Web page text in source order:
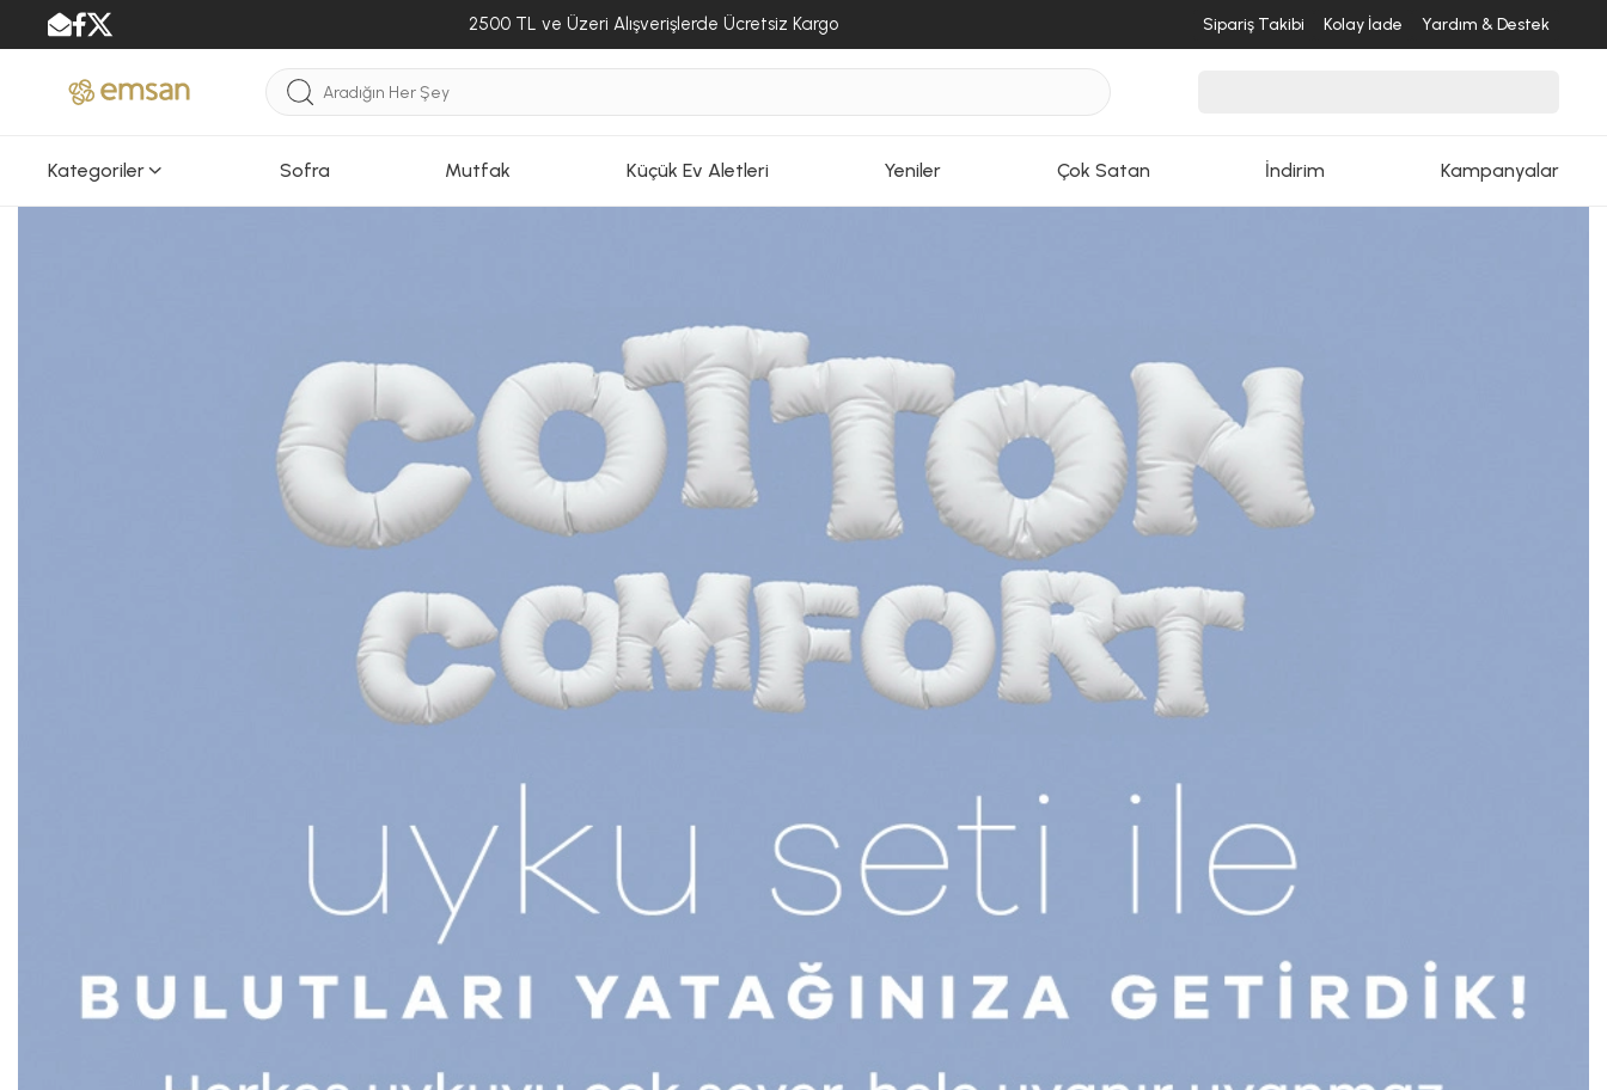
2500 TL ve Üzeri Alışverişlerde Ücretsiz Kargo Sipariş Takibi Kolay İade Yardım & Destek
Kategoriler Sofra Mutfak Küçük Ev Aletleri Yeniler Çok Satan İndirim Kampanyalar